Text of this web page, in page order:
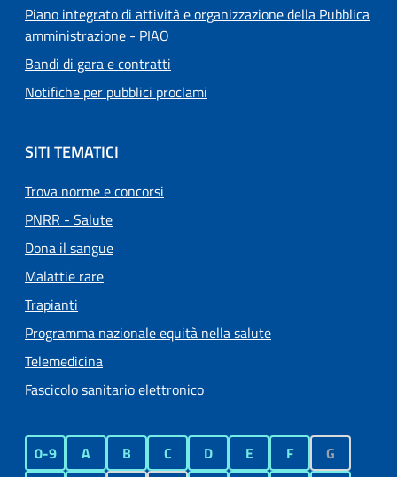
Piano integrato di attività e organizzazione della Pubblica
amministrazione - PIAO
Bandi di gara e contratti
Notifiche per pubblici proclami
SITI TEMATICI
Trova norme e concorsi
PNRR - Salute
Dona il sangue
Malattie rare
Trapianti
Programma nazionale equità nella salute
Telemedicina
Fascicolo sanitario elettronico
0-9 A B C D E F
G